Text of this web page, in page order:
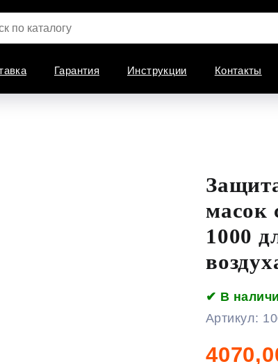
Гарантия Инструкции Контакты
масок
1000
✔ В
Артикул: